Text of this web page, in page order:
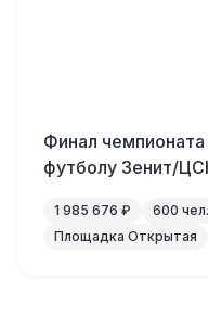
Финал
футболу Зенит/
1 985 676 ₽ 600
Площадка Открытая